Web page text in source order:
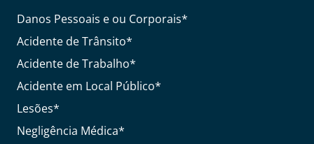
Danos Pessoais e ou Corporais*
Acidente de Trânsito*
Acidente de Trabalho*
Acidente em Local Público*
Lesões*
Negligência Médica*